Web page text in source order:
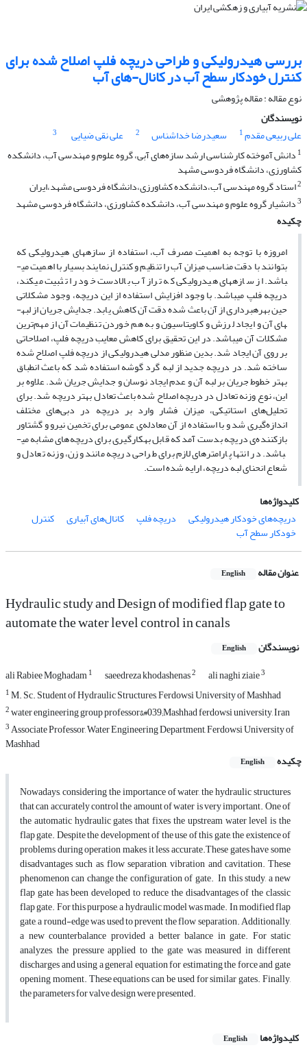
بررسی هیدرولیکی و طراحی دریچه فلپ اصلاح شده برای
کنترل خودکار سطح آب در کانال-های آب
نوع مقاله : مقاله پژوهشی
نویسندگان
علی ربیعی مقدم1 سعیدرضا خداشناس 2 علی نقی ضیایی
3
1 دانش آموخته کارشناسی ارشد سازه‌های آبی، گروه علوم و مهندسی آب، دانشکده
کشاورزی، دانشگاه فردوسی مشهد
2استاد گروه مهندسی آب،دانشکده کشاورزی،دانشگاه فردوسی مشهد،ایران
3دانشیار گروه علوم و مهندسی آب، دانشکده کشاورزی، دانشگاه فردوسی مشهد
چکیده
امروزه با توجه به اهمیت مصرف آب، استفاده از سازه­های هیدرولیکی که
بتوانند با دقت مناسب میزان آب را تنظیم و کنترل نمایند بسیار با اهمیت می­
باشد. از سازه­های هیدرولیکی که تراز آب بالادست خود را تثبیت می­کند،
دریچه فلپ می­باشد. با وجود افزایش استفاده از این دریچه، وجود مشکلاتی
حین بهره­برداری از آن باعث شده دقت آن کاهش یابد. جدایش جریان از لبه­
های آن و ایجاد لرزش و کاویتاسیون و به هم خوردن تنظیمات آن از مهم‌ترین
مشکلات آن می­باشد. در این تحقیق برای کاهش معایب دریچه فلپ، اصلاحاتی
بر روی آن ایجاد شد. بدین منظور مدلی هیدرولیکی از دریچه فلپ اصلاح شده
ساخته شد. در دریچه جدید از لبه گرد گوشه استفاده شد که باعث انطباق
بهتر خطوط جریان بر لبه آن و عدم ایجاد نوسان و جدایش جریان شد. علاوه بر
این، نوع وزنه تعادل در دریچه اصلاح شده باعث تعادل بهتر دریچه شد. برای
تحلیل‌های استاتیکی، میزان فشار وارد بر دریچه در دبی‌های مختلف
اندازه‌گیری شد و با استفاده از آن معادله‌­ی عمومی برای تخمین نیرو و گشتاور
بازکننده‌ی دریچه بدست آمد که قابل به­کارگیری برای دریچه‌های مشابه می­
باشد. در انتها پارامترهای لازم برای طراحی دریچه مانند وزن، وزنه تعادل و
شعاع انحنای لبه دریچه، ارایه شده است.
کلیدواژه‌ها
دریچه‌های خودکار هیدرولیکی
دریچه فلپ کانال‌های آبیاری کنترل
خودکار سطح آب
عنوان مقاله English
Hydraulic study and Design of modified flap gate to
automate the water level control in canals
نویسندگان English
ali Rabiee Moghadam1 saeedreza khodashenas2 ali naghi ziaie3
1M. Sc. Student of Hydraulic Structures, Ferdowsi University of Mashhad
2water engineering group professor&#039;Mashhad ferdowsi university, Iran
3Associate Professor, Water Engineering Department, Ferdowsi University of
Mashhad
چکیده
English
Nowadays, considering the importance of water, the hydraulic structures
that can accurately control the amount of water is very important. One of
the automatic hydraulic gates that fixes the upstream water level is the
flap gate. Despite the development of the use of this gate, the existence of
problems during operation makes it less accurate.These gates have some
disadvantages such as, flow separation, vibration and cavitation. These
phenomenon can change the configuration of gate. In this study, a new
flap gate has been developed to reduce the disadvantages of the classic
flap gate. For this purpose, a hydraulic model was made. In modified flap
gate, a round-edge was used to prevent the flow separation. Additionally,
a new counterbalance provided a better balance in gate. For static
analyzes, the pressure applied to the gate was measured in different
discharges and using a general equation for estimating the force and gate
opening moment. These equations can be used for similar gates. Finally,
the parameters for valve design were presented.
کلیدواژه‌ها English